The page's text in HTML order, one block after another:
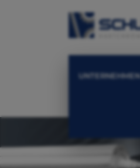
UNTERNEHMEN